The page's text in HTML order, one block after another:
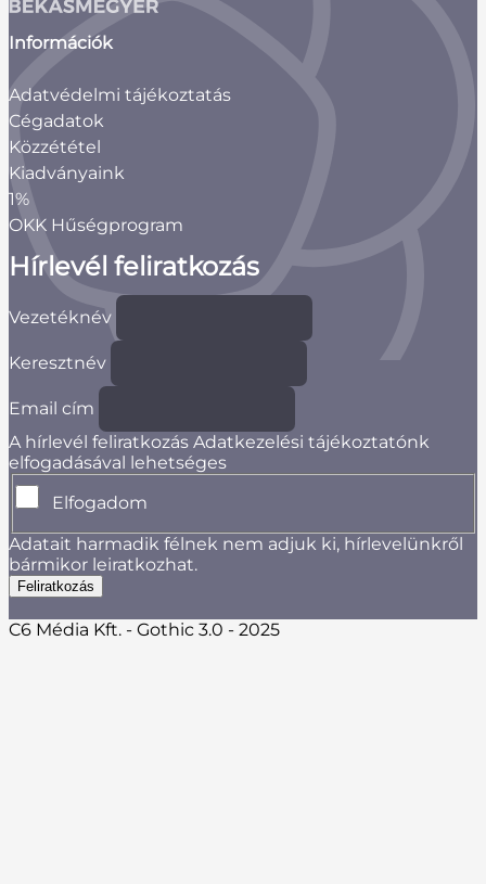
Információk
Adatvédelmi tájékoztatás
Cégadatok
Közzététel
Kiadványaink
1%
OKK Hűségprogram
Hírlevél feliratkozás
Vezetéknév
Keresztnév
Email cím
A hírlevél feliratkozás Adatkezelési tájékoztatónk
elfogadásával lehetséges
Elfogadom
Adatait harmadik félnek nem adjuk ki, hírlevelünkről
bármikor leiratkozhat.
C6 Média Kft. - Gothic 3.0 - 2025